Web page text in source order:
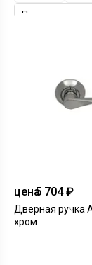
цена5 704 ₽
Дверная ручка
хром